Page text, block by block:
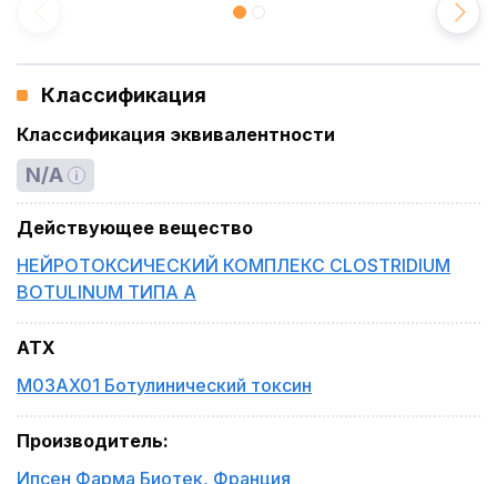
Классификация
Классификация эквивалентности
N/A
Действующее вещество
НЕЙРОТОКСИЧЕСКИЙ КОМПЛЕКС CLOSTRIDIUM
BOTULINUM ТИПА А
ATX
M03AX01 Ботулинический токсин
Производитель:
Ипсен Фарма Биотек, Франция